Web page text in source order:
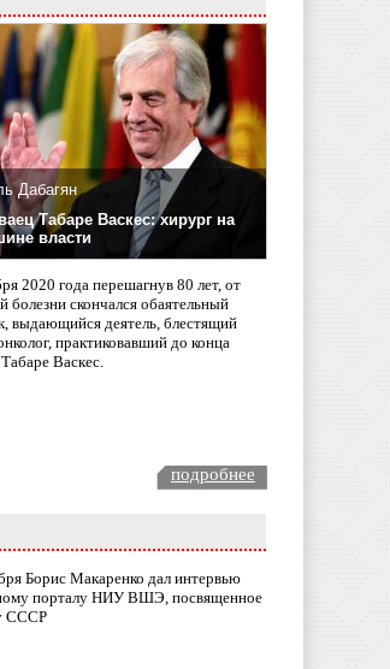
Дабагян
Табаре Васкес: хирург на
власти
2020 года перешагнув 80 лет, от
болезни скончался обаятельный
выдающийся деятель, блестящий
практиковавший до конца
Васкес.
подробнее
Борис Макаренко дал интервью
порталу НИУ ВШЭ, посвященное
СССР